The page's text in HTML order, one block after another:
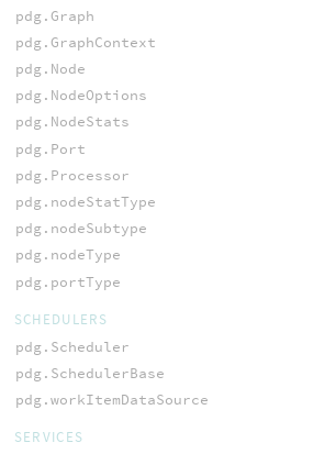
pdg.Graph
pdg.GraphContext
pdg.Node
pdg.NodeOptions
pdg.NodeStats
pdg.Port
pdg.Processor
pdg.nodeStatType
pdg.nodeSubtype
pdg.nodeType
pdg.portType
SCHEDULERS
pdg.Scheduler
pdg.SchedulerBase
pdg.workItemDataSource
SERVICES